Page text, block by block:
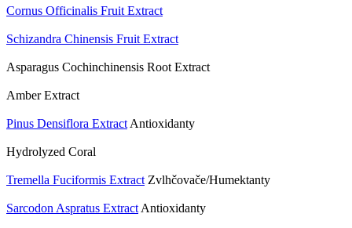
Cornus Officinalis Fruit Extract
Schizandra Chinensis Fruit Extract
Asparagus Cochinchinensis Root Extract
Amber Extract
Pinus Densiflora Extract Antioxidanty
Hydrolyzed Coral
Tremella Fuciformis Extract Zvlhčovače/Humektanty
Sarcodon Aspratus Extract Antioxidanty